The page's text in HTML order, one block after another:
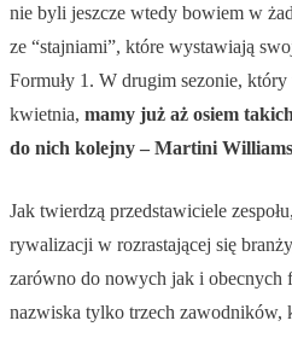
nie byli jeszcze wtedy bowiem w
ze “stajniami”, które wystawiają
Formuły 1. W drugim sezonie,
kwietnia, mamy już aż osiem takich
do nich kolejny – Martini
Jak twierdzą przedstawiciele
rywalizacji w rozrastającej się
zarówno do nowych jak i obecnych
nazwiska tylko trzech zawodników,